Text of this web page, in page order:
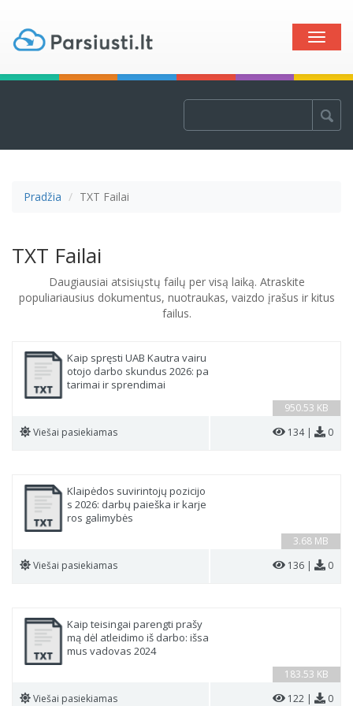
Toggle
Pradžia TXT Failai
TXT Failai
Daugiausiai atsisiųstų failų per visą laiką. Atraskite
populiariausius dokumentus, nuotraukas, vaizdo įrašus ir kitus
failus.
950.53 KB
Kaip spręsti UAB Kautra vairu
otojo darbo skundus 2026: pa
tarimai ir sprendimai
Viešai pasiekiamas 134 | 0
3.68 MB
Klaipėdos suvirintojų pozicijo
s 2026: darbų paieška ir karje
ros galimybės
Viešai pasiekiamas 136 | 0
183.53 KB
Kaip teisingai parengti prašy
mą dėl atleidimo iš darbo: išsa
mus vadovas 2024
Viešai pasiekiamas 122 | 0